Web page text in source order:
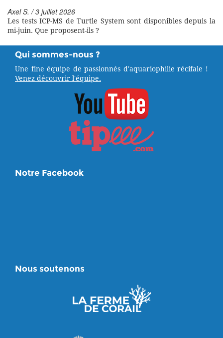
Axel S. / 3 juillet 2026
Les tests ICP-MS de Turtle System sont disponibles depuis la
mi-juin. Que proposent-ils ?
Qui sommes-nous ?
Une fine équipe de passionnés d'aquariophilie récifale !
Venez découvrir l'équipe.
Notre Facebook
Nous soutenons